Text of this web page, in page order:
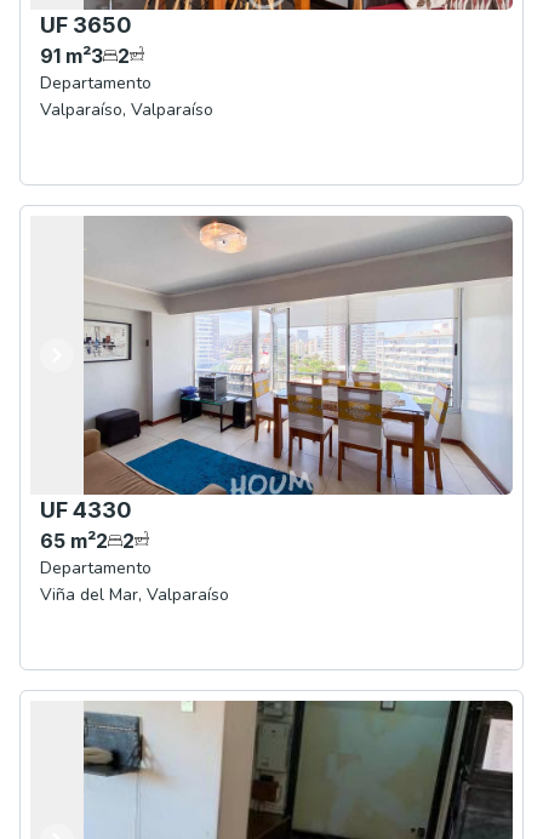
UF 3650
91 m²3 2
Departamento
Valparaíso, Valparaíso
Anterior
Siguiente
UF 4330
65 m²2 2
Departamento
Viña del Mar, Valparaíso